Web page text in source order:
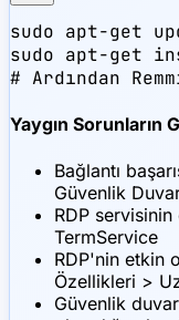
sudo apt-get
sudo apt-get
# Ardından
Yaygın Sorunların
Bağlantı
Güvenlik
RDP servisinin
TermService
RDP'nin etkin
Özellikleri >
Güvenlik